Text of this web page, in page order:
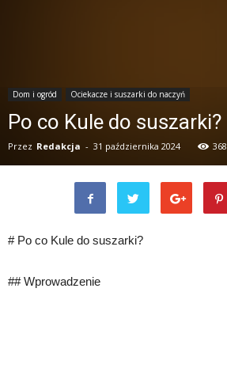
Dom i ogród Ociekacze i suszarki do naczyń
Po co Kule do suszarki?
Przez Redakcja - 31 października 2024 368
# Po co Kule do suszarki?
## Wprowadzenie